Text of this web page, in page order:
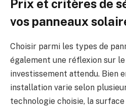
Prix et critères de
vos panneaux
Choisir parmi les types de
également une réflexion sur
investissement attendu. Bien
installation varie selon
technologie choisie, la